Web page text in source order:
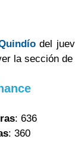
del
la sección
: 636
: 360